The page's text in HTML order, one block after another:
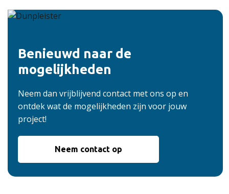
Benieuwd naar de
mogelijkheden
Neem dan vrijblijvend contact met ons op en
ontdek wat de mogelijkheden zijn voor jouw
project!
Neem contact op